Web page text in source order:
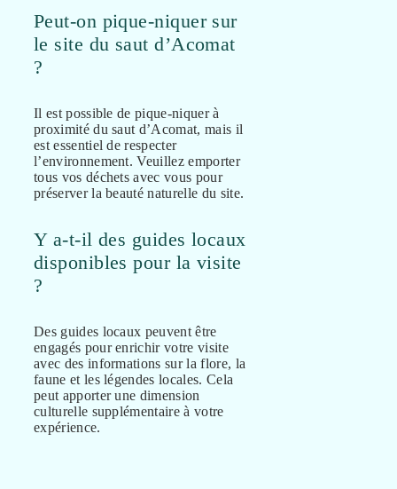
Peut-on pique-niquer sur
le site du saut d’Acomat
?
Il est possible de pique-niquer à
proximité du saut d’Acomat, mais il
est essentiel de respecter
l’environnement. Veuillez emporter
tous vos déchets avec vous pour
préserver la beauté naturelle du site.
Y a-t-il des guides locaux
disponibles pour la visite
?
Des guides locaux peuvent être
engagés pour enrichir votre visite
avec des informations sur la flore, la
faune et les légendes locales. Cela
peut apporter une dimension
culturelle supplémentaire à votre
expérience.